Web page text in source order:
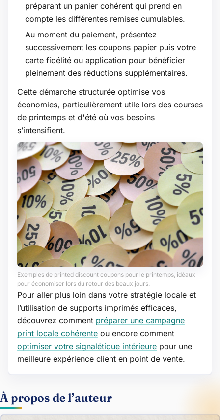
préparant un panier cohérent qui prend en
compte les différentes remises cumulables.
Au moment du paiement, présentez
successivement les coupons papier puis votre
carte fidélité ou application pour bénéficier
pleinement des réductions supplémentaires.
Cette démarche structurée optimise vos
économies, particulièrement utile lors des courses
de printemps et d'été où vos besoins
s’intensifient.
Exemples de printed discount coupons pour le printemps, idéaux
pour économiser lors du retour des beaux jours.
Pour aller plus loin dans votre stratégie locale et
l’utilisation de supports imprimés efficaces,
découvrez comment préparer une campagne
print locale cohérente ou encore comment
optimiser votre signalétique intérieure pour une
meilleure expérience client en point de vente.
À propos de l’auteur